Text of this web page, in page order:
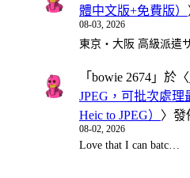
體中文版+免費版）
08-03, 2026
東京・大阪 高級派遣
「 bowie 2674 」於〈
JPEG，可批次處理
Heic to JPEG） 〉發
08-02, 2026
Love that I can batc…